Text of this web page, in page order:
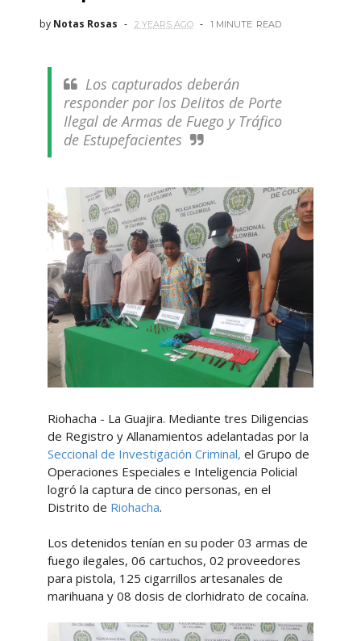
by Notas Rosas 2 YEARS AGO 1 MINUTE READ
Los capturados deberán
responder por los Delitos de Porte
Ilegal de Armas de Fuego y Tráfico
de Estupefacientes
Riohacha - La Guajira. Mediante tres Diligencias
de Registro y Allanamientos adelantadas por la
Seccional de Investigación Criminal, el Grupo de
Operaciones Especiales e Inteligencia Policial
logró la captura de cinco personas, en el
Distrito de Riohacha.
Los detenidos tenían en su poder 03 armas de
fuego ilegales, 06 cartuchos, 02 proveedores
para pistola, 125 cigarrillos artesanales de
marihuana y 08 dosis de clorhidrato de cocaína.